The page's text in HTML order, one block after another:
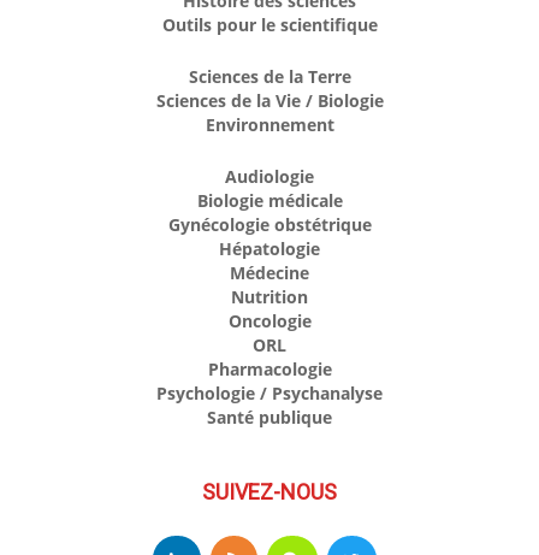
Outils pour le scientifique
Sciences de la Terre
Sciences de la Vie / Biologie
Environnement
Audiologie
Biologie médicale
Gynécologie obstétrique
Hépatologie
Médecine
Nutrition
Oncologie
ORL
Pharmacologie
Psychologie / Psychanalyse
Santé publique
SUIVEZ-NOUS